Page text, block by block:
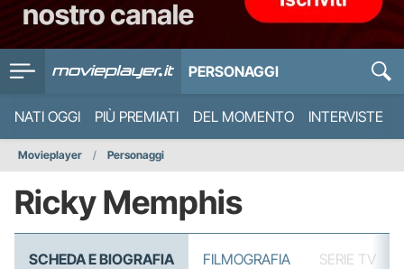
PERSONAGGI
NATI OGGI PIÙ PREMIATI DEL MOMENTO INTERVISTE
Movieplayer Personaggi
Ricky Memphis
SCHEDA E BIOGRAFIA FILMOGRAFIA SERIE TV